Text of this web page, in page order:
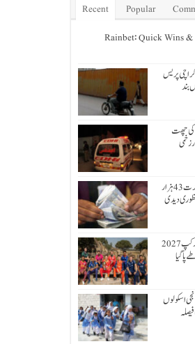
Recent Popular
Rainbet: Quick Wins
کراچی پریس
کی چھت
زخمی
سندھ میں کم از کم ماہانہ اجرت 43 ہزار
دیدی
آئی سی سی ون ڈے ورلڈکپ 2027
پاگیا
اسکولوں